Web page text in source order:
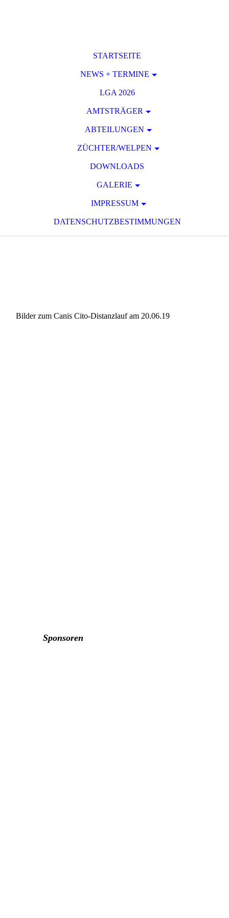
STARTSEITE
NEWS + TERMINE
LGA 2026
AMTSTRÄGER
ABTEILUNGEN
ZÜCHTER/WELPEN
DOWNLOADS
GALERIE
IMPRESSUM
DATENSCHUTZBESTIMMUNGEN
Bilder zum Canis Cito-Distanzlauf am 20.06.19
Sponsoren